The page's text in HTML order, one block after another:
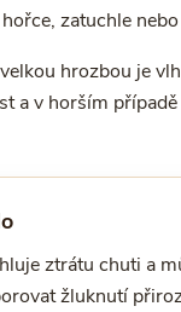
zatuchle
hrozbou je
a v horším
ztrátu chuti a
žluknutí